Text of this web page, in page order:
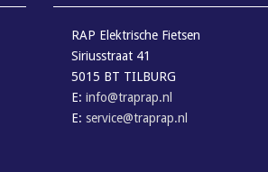
RAP Elektrische Fietsen
Siriusstraat 41
5015 BT TILBURG
E: info@traprap.nl
E: service@traprap.nl